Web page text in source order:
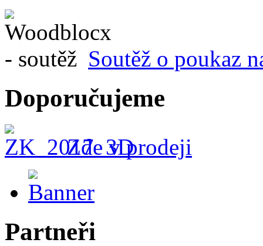
Soutěž o poukaz
Doporučujeme
Zde v prodeji
Partneři